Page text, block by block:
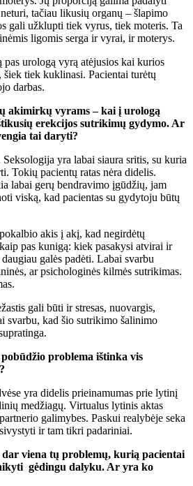
tačiau likusių organų – šlapimo
gali užklupti tiek vyrus, tiek moteris. Ta
ligomis serga ir vyrai, ir moterys.
urologą vyrą atėjusios kai kurios
šiek tiek kuklinasi. Pacientai turėtų
darbas.
akimirkų vyrams – kai į urologą
erekcijos sutrikimų gydymo. Ar
tai daryti?
yra labai siaura sritis, su kuria
Tokių pacientų ratas nėra didelis.
labai gerų bendravimo įgūdžių, jam
viską, kad pacientas su gydytoju būtų
akis į akį, kad negirdėtų
pas kunigą: kiek pasakysi atvirai ir
galės padėti. Labai svarbu
ar psichologinės kilmės sutrikimas.
gali būti ir stresas, nuovargis,
svarbu, kad šio sutrikimo šalinimo
problema ištinka vis
yra didelis prieinamumas prie lytinį
medžiagų. Virtualus lytinis aktas
galimybes. Paskui realybėje seka
ir tam tikri padariniai.
viena tų problemų, kurią pacientai
gėdingu dalyku. Ar yra ko